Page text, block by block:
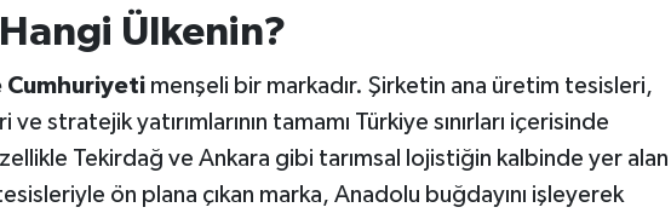
Ülkenin?
Cumhuriyetimenşeli bir markadır. Şirketin ana üretim tesisleri,
stratejik yatırımlarının tamamı Türkiye sınırları içerisinde
Tekirdağ ve Ankara gibi tarımsal lojistiğin kalbinde yer alan
ön plana çıkan marka, Anadolu buğdayını işleyerek